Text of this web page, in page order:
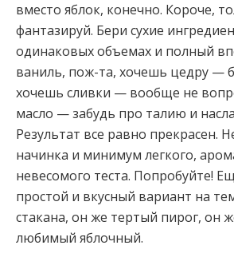
вместо яблок, конечно. Короче,
фантазируй. Бери сухие
одинаковых объемах и полный
ваниль, пож-та, хочешь цедру —
хочешь сливки — вообще не
масло — забудь про талию и
Результат все равно прекрасен.
начинка и минимум легкого,
невесомого теста. Попробуйте!
простой и вкусный вариант на
стакана, он же тертый пирог, он
любимый яблочный.